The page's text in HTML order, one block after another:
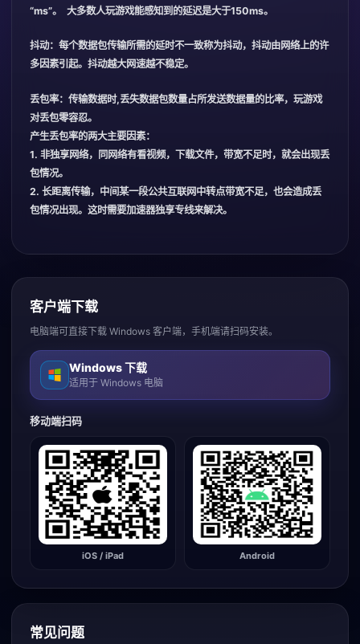
“ms”。 大多数人玩游戏能感知到的延迟是大于150ms。
抖动：每个数据包传输所需的延时不一致称为抖动，抖动由网络上的许
多因素引起。抖动越大网速越不稳定。
丢包率：传输数据时,丢失数据包数量占所发送数据量的比率，玩游戏
对丢包零容忍。
产生丢包率的两大主要因素：
1. 非独享网络，同网络有看视频，下载文件，带宽不足时，就会出现丢
包情况。
2. 长距离传输，中间某一段公共互联网中转点带宽不足，也会造成丢
包情况出现。这时需要加速器独享专线来解决。
客户端下载
电脑端可直接下载 Windows 客户端，手机端请扫码安装。
Windows 下载
适用于 Windows 电脑
移动端扫码
iOS / iPad Android
常见问题